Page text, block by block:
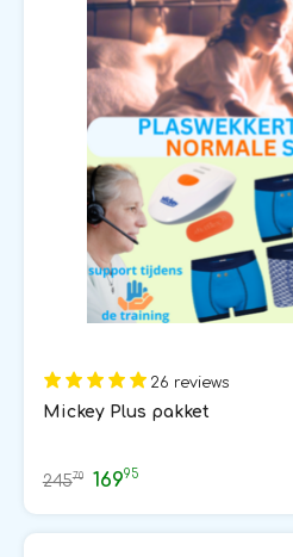
26 reviews
Mickey Plus pakket
24570 16995